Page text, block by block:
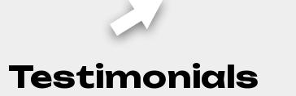
Testimonials